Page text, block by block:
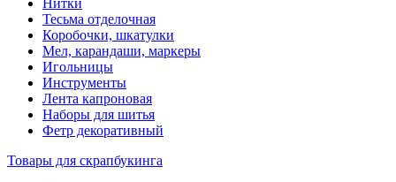
Нитки
Тесьма отделочная
Коробочки, шкатулки
Мел, карандаши, маркеры
Игольницы
Инструменты
Лента капроновая
Наборы для шитья
Фетр декоративный
Товары для скрапбукинга